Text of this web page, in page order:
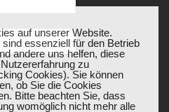
auf unserer Website.
sind essenziell für den Betrieb
andere uns helfen, diese
zu
Cookies). Sie können
ob Sie die Cookies
Bitte beachten Sie, dass
womöglich nicht mehr alle